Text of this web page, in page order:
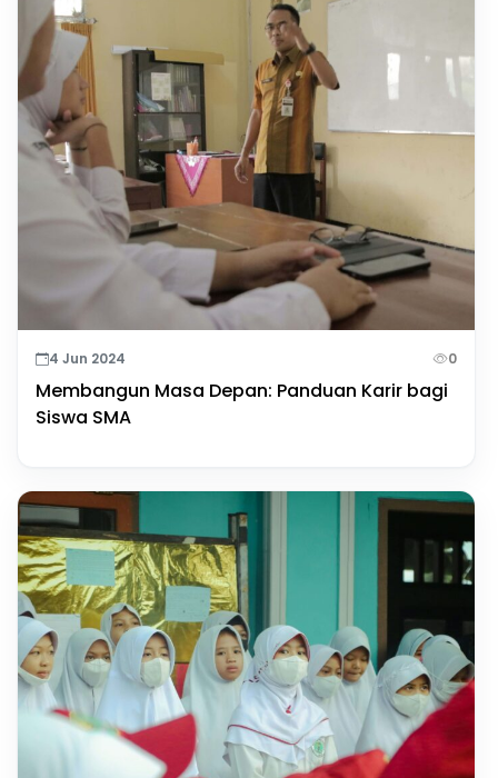
4 Jun 2024 0
Membangun Masa Depan: Panduan Karir bagi
Siswa SMA